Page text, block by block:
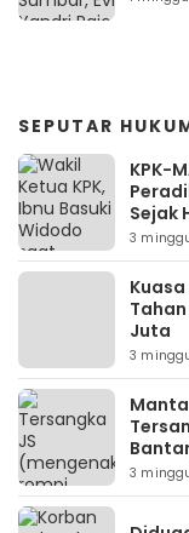
SEPUTAR
KPK-
Sejak
3
Juta
3
3